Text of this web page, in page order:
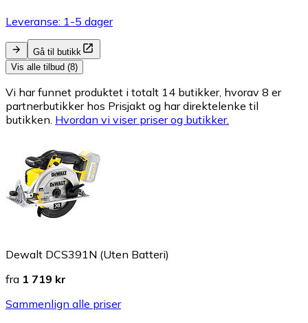
Leveranse: 1-5 dager
Gå til butikk
Vis alle tilbud (8)
Vi har funnet produktet i totalt 14 butikker, hvorav 8 er
partnerbutikker hos Prisjakt og har direktelenke til
butikken. Hvordan vi viser priser og butikker.
Dewalt DCS391N (Uten Batteri)
fra 1 719 kr
Sammenlign alle priser